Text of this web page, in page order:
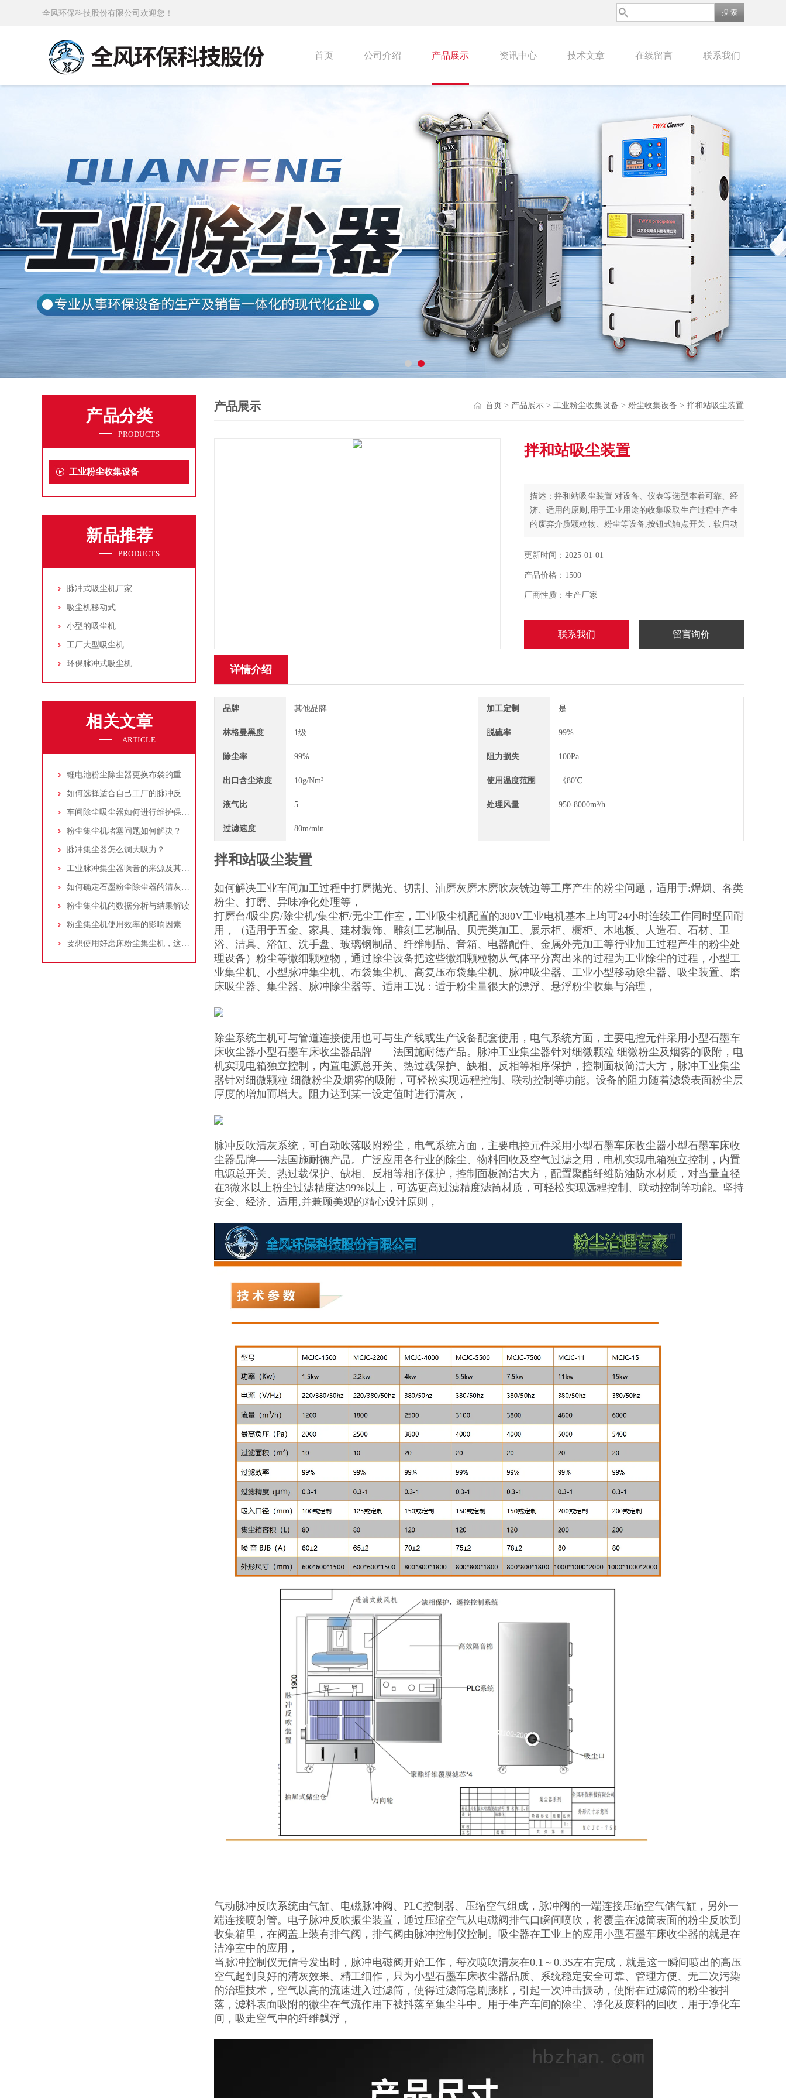
全风环保科技股份有限公司欢迎您！
首页 公司介绍 产品展示 资讯中心 技术文章 在线留言 联系我们
产品分类
PRODUCTS
工业粉尘收集设备
新品推荐
PRODUCTS
脉冲式吸尘机厂家
吸尘机移动式
小型的吸尘机
工厂大型吸尘机
环保脉冲式吸尘机
相关文章
ARTICLE
锂电池粉尘除尘器更换布袋的重要性与方法
如何选择适合自己工厂的脉冲反吹工业集尘器
车间除尘吸尘器如何进行维护保养？
粉尘集尘机堵塞问题如何解决？
脉冲集尘器怎么调大吸力？
工业脉冲集尘器噪音的来源及其控制策略
如何确定石墨粉尘除尘器的清灰速度？
粉尘集尘机的数据分析与结果解读
粉尘集尘机使用效率的影响因素及改进措施
要想使用好磨床粉尘集尘机，这些条件可不能少
产品展示 首页 > 产品展示 > 工业粉尘收集设备 > 粉尘收集设备 > 拌和站吸尘装置
拌和站吸尘装置
描述：拌和站吸尘装置 对设备、仪表等选型本着可靠、经
济、适用的原则,用于工业用途的收集吸取生产过程中产生
的废弃介质颗粒物、粉尘等设备,按钮式触点开关，软启动
更新时间：2025-01-01
产品价格：1500
厂商性质：生产厂家
联系我们 留言询价
详情介绍
品牌 其他品牌 加工定制 是
林格曼黑度 1级 脱硫率 99%
除尘率 99% 阻力损失 100Pa
出口含尘浓度 10g/Nm³ 使用温度范围 《80℃
液气比 5 处理风量 950-8000m³/h
过滤速度 80m/min
拌和站吸尘装置
如何解决工业车间加工过程中打磨抛光、切割、油磨灰磨木磨吹灰铣边等工序产生的粉尘问题，适用于:焊烟、各类
粉尘、打磨、异味净化处理等，
打磨台/吸尘房/除尘机/集尘柜/无尘工作室，工业吸尘机配置的380V工业电机基本上均可24小时连续工作同时坚固耐
用，（适用于五金、家具、建材装饰、雕刻工艺制品、贝壳类加工、展示柜、橱柜、木地板、人造石、石材、卫
浴、洁具、浴缸、洗手盘、玻璃钢制品、纤维制品、音箱、电器配件、金属外壳加工等行业加工过程产生的粉尘处
理设备）粉尘等微细颗粒物，通过除尘设备把这些微细颗粒物从气体平分离出来的过程为工业除尘的过程，小型工
业集尘机、小型脉冲集尘机、布袋集尘机、高复压布袋集尘机、脉冲吸尘器、工业小型移动除尘器、吸尘装置、磨
床吸尘器、集尘器、脉冲除尘器等。适用工况：适于粉尘量很大的漂浮、悬浮粉尘收集与治理，
除尘系统主机可与管道连接使用也可与生产线或生产设备配套使用，电气系统方面，主要电控元件采用小型石墨车
床收尘器小型石墨车床收尘器品牌——法国施耐德产品。脉冲工业集尘器针对细微颗粒 细微粉尘及烟雾的吸附，电
机实现电箱独立控制，内置电源总开关、热过载保护、缺相、反相等相序保护，控制面板简洁大方，脉冲工业集尘
器针对细微颗粒 细微粉尘及烟雾的吸附，可轻松实现远程控制、联动控制等功能。设备的阻力随着滤袋表面粉尘层
厚度的增加而增大。阻力达到某一设定值时进行清灰，
脉冲反吹清灰系统，可自动吹落吸附粉尘，电气系统方面，主要电控元件采用小型石墨车床收尘器小型石墨车床收
尘器品牌——法国施耐德产品。广泛应用各行业的除尘、物料回收及空气过滤之用，电机实现电箱独立控制，内置
电源总开关、热过载保护、缺相、反相等相序保护，控制面板简洁大方，配置聚酯纤维防油防水材质，对当量直径
在3微米以上粉尘过滤精度达99%以上，可选更高过滤精度滤筒材质，可轻松实现远程控制、联动控制等功能。坚持
安全、经济、适用,并兼顾美观的精心设计原则，
气动脉冲反吹系统由气缸、电磁脉冲阀、PLC控制器、压缩空气组成，脉冲阀的一端连接压缩空气储气缸，另外一
端连接喷射管。电子脉冲反吹振尘装置，通过压缩空气从电磁阀排气口瞬间喷吹，将覆盖在滤筒表面的粉尘反吹到
收集箱里，在阀盖上装有排气阀，排气阀由脉冲控制仪控制。吸尘器在工业上的应用小型石墨车床收尘器的就是在
洁净室中的应用，
当脉冲控制仪无信号发出时，脉冲电磁阀开始工作，每次喷吹清灰在0.1～0.3S左右完成，就是这一瞬间喷出的高压
空气起到良好的清灰效果。精工细作，只为小型石墨车床收尘器品质、系统稳定安全可靠、管理方便、无二次污染
的治理技术，空气以高的流速进入过滤筒，使得过滤筒急剧膨胀，引起一次冲击振动，使附在过滤筒的粉尘被抖
落，滤料表面吸附的微尘在气流作用下被抖落至集尘斗中。用于生产车间的除尘、净化及废料的回收，用于净化车
间，吸走空气中的纤维飘浮，